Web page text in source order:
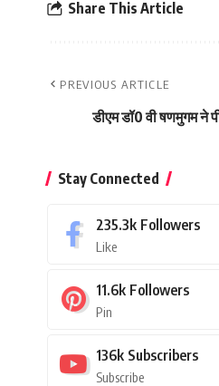
Share This Article
PREVIOUS ARTICLE
डीएम डॉ0 वी षणमुगम ने
Stay Connected
235.3k Followers
Like
11.6k Followers
Pin
136k Subscribers
Subscribe